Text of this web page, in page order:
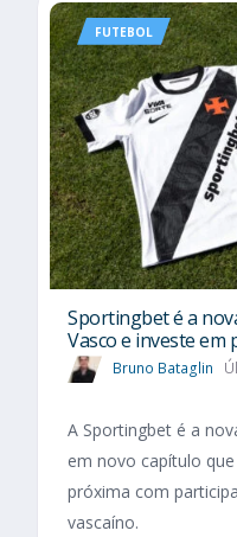
FUTEBOL
Sportingbet é a
Vasco e investe em
Bruno Bataglin
A Sportingbet é a
em novo capítulo
próxima com
vascaíno.